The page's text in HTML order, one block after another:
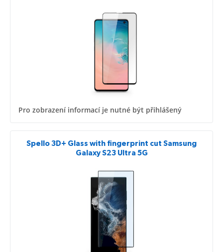
Pro zobrazení informací je nutné být přihlášený
Spello 3D+ Glass with fingerprint cut Samsung
Galaxy S23 Ultra 5G